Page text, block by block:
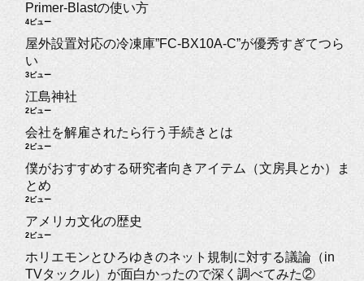
Primer-Blastの使い方
4ビュー
屋外設置対応の冷凍庫”FC-BX10A-C”が優秀すぎてつら
い
3ビュー
江島神社
2ビュー
会社を解雇されたら行う手続きとは
2ビュー
僕がおすすめする研究者向きアイテム（文房具とか）ま
とめ
2ビュー
アメリカ文化の歴史
2ビュー
ホリエモンとひろゆきのネット規制に対する議論（in
TVタックル）が面白かったので深く調べてみた②